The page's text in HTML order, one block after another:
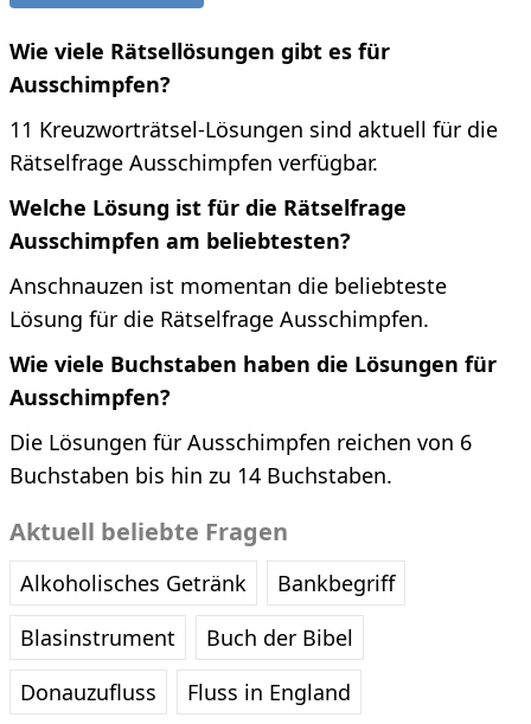
Wie viele Rätsellösungen gibt es für
Ausschimpfen?
11 Kreuzworträtsel-Lösungen sind aktuell für die
Rätselfrage Ausschimpfen verfügbar.
Welche Lösung ist für die Rätselfrage
Ausschimpfen am beliebtesten?
Anschnauzen ist momentan die beliebteste
Lösung für die Rätselfrage Ausschimpfen.
Wie viele Buchstaben haben die Lösungen für
Ausschimpfen?
Die Lösungen für Ausschimpfen reichen von 6
Buchstaben bis hin zu 14 Buchstaben.
Aktuell beliebte Fragen
Alkoholisches Getränk
Bankbegriff
Blasinstrument
Buch der Bibel
Donauzufluss
Fluss in England